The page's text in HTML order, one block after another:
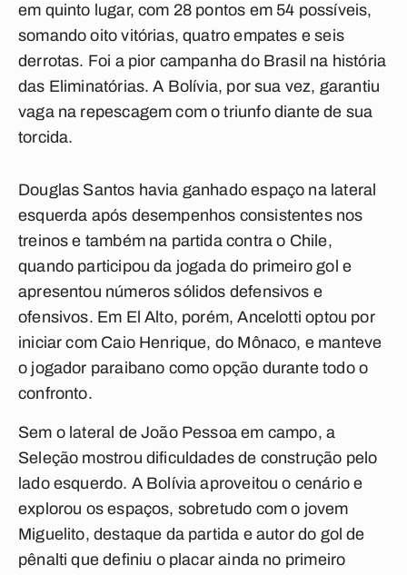
em quinto lugar, com 28 pontos em 54 possíveis,
somando oito vitórias, quatro empates e seis
derrotas. Foi a pior campanha do Brasil na história
das Eliminatórias. A Bolívia, por sua vez, garantiu
vaga na repescagem com o triunfo diante de sua
torcida.
Douglas Santos havia ganhado espaço na lateral
esquerda após desempenhos consistentes nos
treinos e também na partida contra o Chile,
quando participou da jogada do primeiro gol e
apresentou números sólidos defensivos e
ofensivos. Em El Alto, porém, Ancelotti optou por
iniciar com Caio Henrique, do Mônaco, e manteve
o jogador paraibano como opção durante todo o
confronto.
Sem o lateral de João Pessoa em campo, a
Seleção mostrou dificuldades de construção pelo
lado esquerdo. A Bolívia aproveitou o cenário e
explorou os espaços, sobretudo com o jovem
Miguelito, destaque da partida e autor do gol de
pênalti que definiu o placar ainda no primeiro